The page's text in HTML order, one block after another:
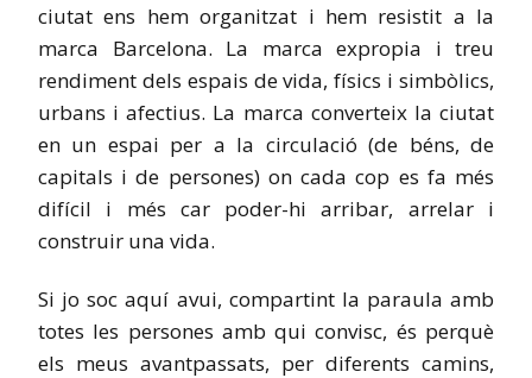
ciutat ens hem organitzat i hem resistit a la
marca Barcelona. La marca expropia i treu
rendiment dels espais de vida, físics i simbòlics,
urbans i afectius. La marca converteix la ciutat
en un espai per a la circulació (de béns, de
capitals i de persones) on cada cop es fa més
difícil i més car poder-hi arribar, arrelar i
construir una vida.
Si jo soc aquí avui, compartint la paraula amb
totes les persones amb qui convisc, és perquè
els meus avantpassats, per diferents camins,